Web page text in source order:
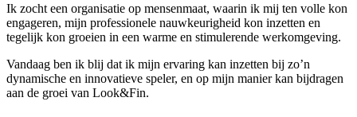
Ik zocht een organisatie op mensenmaat, waarin ik mij ten volle kon
engageren, mijn professionele nauwkeurigheid kon inzetten en
tegelijk kon groeien in een warme en stimulerende werkomgeving.
Vandaag ben ik blij dat ik mijn ervaring kan inzetten bij zo’n
dynamische en innovatieve speler, en op mijn manier kan bijdragen
aan de groei van Look&Fin.